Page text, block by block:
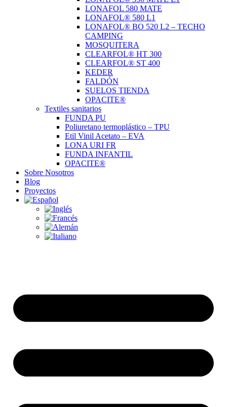
LONAFOL 580 MATE
LONAFOL® 580 L1
LONAFOL® BO 520 L2 – TECHO
CAMPING
MOSQUITERA
CLEARFOL® HT 300
CLEARFOL® ST 400
KEDER
FALDÓN
SUELOS TIENDA
OPACITE®
Textiles sanitarios
FUNDA PU
Poliuretano termoplástico – TPU
Etil Vinil Acetato – EVA
LONA URI FR
FUNDA INFANTIL
OPACITE®
Sobre Nosotros
Blog
Proyectos